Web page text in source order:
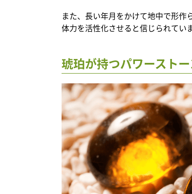
また、長い年月をかけて地中で形
体力を活性化させると信じられていま
琥珀が持つパワースト